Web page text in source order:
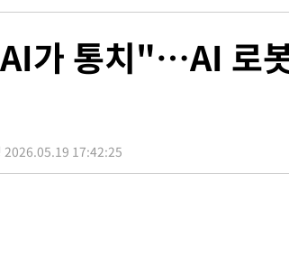
로 미상 발사체 발사"
전도 폭염 취소…11일 재개
경엔 美의 대한국 무역적자 있어"
협회…초유의 압수수색에 '충격·당황'
압수수색…내란 중요임무종사 혐의
트(4.58%) 내린 6296.38 마감
내린 1423.8원 마감
, 스페이스X 로켓 달 충돌 흔적 포착
가 통치"…AI 로
2026.05.19 17:42:25